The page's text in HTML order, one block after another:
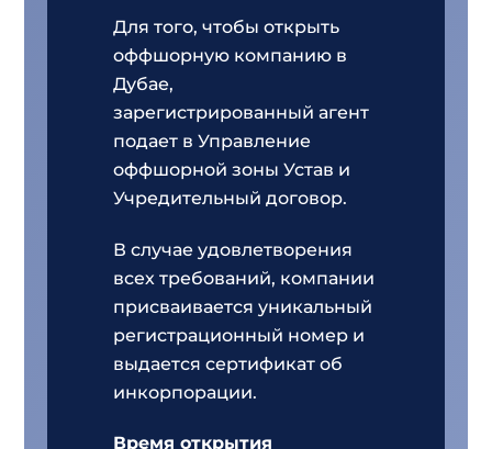
Для того, чтобы открыть
оффшорную компанию в
Дубае,
зарегистрированный агент
подает в Управление
оффшорной зоны Устав и
Учредительный договор.
В случае удовлетворения
всех требований, компании
присваивается уникальный
регистрационный номер и
выдается сертификат об
инкорпорации.
Время открытия